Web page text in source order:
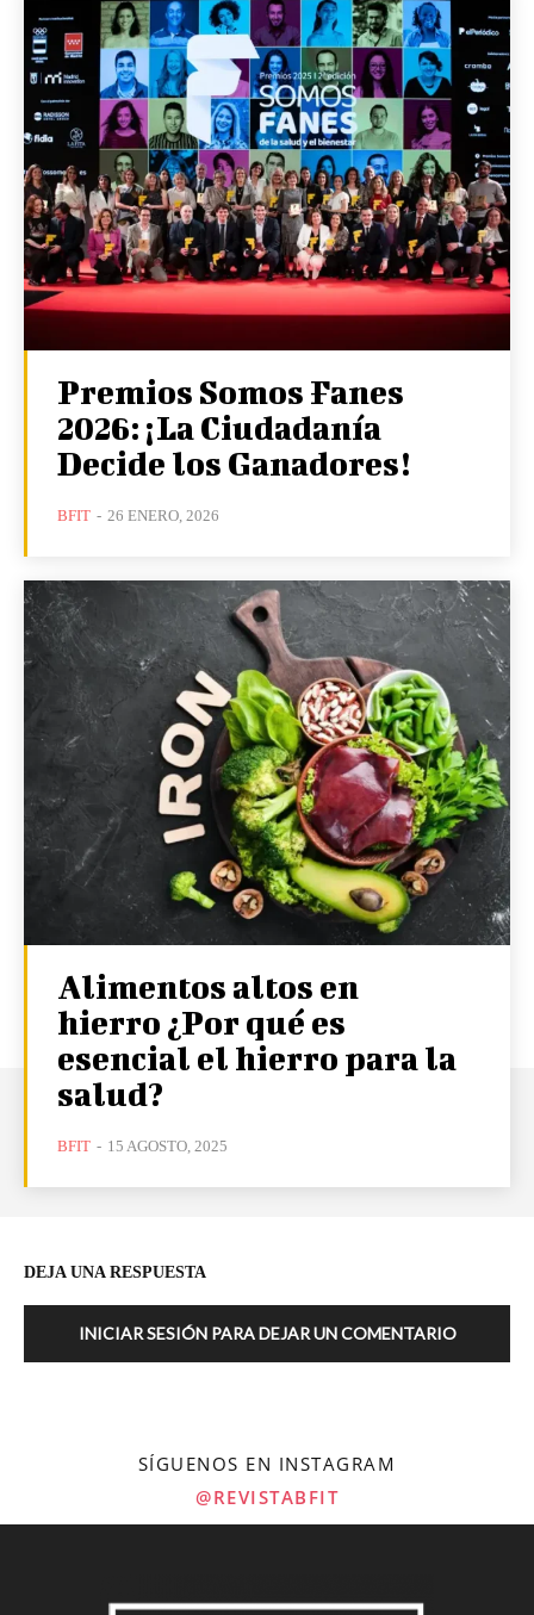
Premios Somos Fanes
2026: ¡La Ciudadanía
Decide los Ganadores!
BFIT - 26 ENERO, 2026
Alimentos altos en
hierro ¿Por qué es
esencial el hierro para la
salud?
BFIT - 15 AGOSTO, 2025
DEJA UNA RESPUESTA
INICIAR SESIÓN PARA DEJAR UN COMENTARIO
SÍGUENOS EN INSTAGRAM
@REVISTABFIT